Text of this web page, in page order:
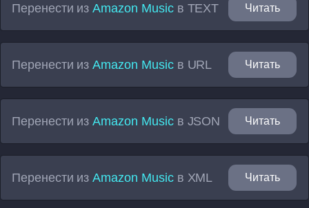
Перенести изAmazon Musicв TEXT Читать
Перенести изAmazon Musicв URL Читать
Перенести изAmazon Musicв JSON Читать
Перенести изAmazon Musicв XML Читать